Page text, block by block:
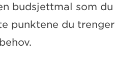
budsjettmal som du
punktene du trenger